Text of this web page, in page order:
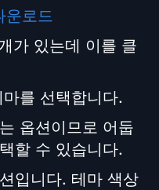
운로드
가 있는데 이를 클
를 선택합니다.
옵션이므로 어둡
할 수 있습니다.
입니다. 테마 색상